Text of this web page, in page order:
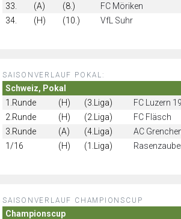
33.
(A) (8.) FC Möriken
34.
(H) (10.) VfL Suhr
SAISONVERLAUF POKAL:
Schweiz, Pokal
1.Runde
(H) (3.Liga) FC Luzern
2.Runde
(H) (2.Liga) FC Fläsch
3.Runde
(A) (4.Liga) AC
1/16
(H) (1.Liga)
SAISONVERLAUF CHAMPIONSCUP
Championscup